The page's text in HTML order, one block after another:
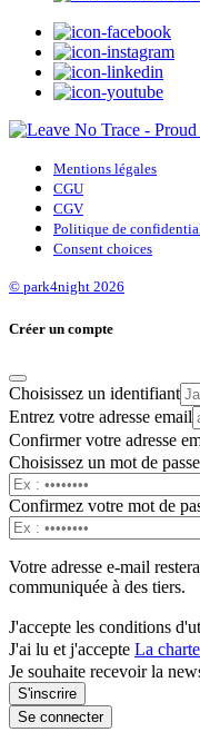
Mentions légales
CGU
CGV
Politique de
Consent choices
© park4night 2026
Créer un compte
Choisissez un identifiant
Entrez votre adresse email
Confirmer votre adresse
Choisissez un mot de passe
Confirmez votre mot de
Votre adresse e-mail
communiquée à des tiers.
J'accepte les conditions
J'ai lu et j'accepte La
Je souhaite recevoir la
S'inscrire
Se connecter